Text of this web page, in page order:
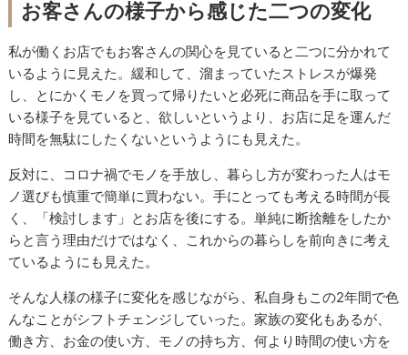
お客さんの様子から感じた二つの変化
私が働くお店でもお客さんの関心を見ていると二つに分かれて
いるように見えた。緩和して、溜まっていたストレスが爆発
し、とにかくモノを買って帰りたいと必死に商品を手に取って
いる様子を見ていると、欲しいというより、お店に足を運んだ
時間を無駄にしたくないというようにも見えた。
反対に、コロナ禍でモノを手放し、暮らし方が変わった人はモ
ノ選びも慎重で簡単に買わない。手にとっても考える時間が長
く、「検討します」とお店を後にする。単純に断捨離をしたか
らと言う理由だけではなく、これからの暮らしを前向きに考え
ているようにも見えた。
そんな人様の様子に変化を感じながら、私自身もこの2年間で色
んなことがシフトチェンジしていった。家族の変化もあるが、
働き方、お金の使い方、モノの持ち方、何より時間の使い方を